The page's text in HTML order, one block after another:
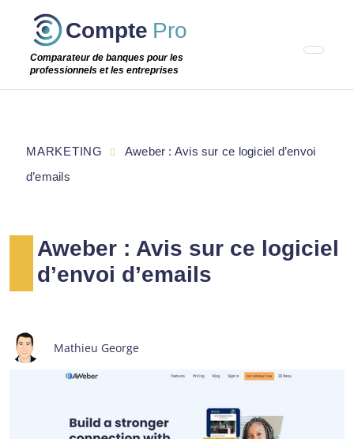
Passer
étape
Compte Pro
Comparateur de banques pour les
professionnels et les entreprises
Aweber : Avis sur ce logiciel
d’envoi d’emails
Mathieu George
MARKETING
Aweber : Avis sur ce logiciel d’envoi
d’emails